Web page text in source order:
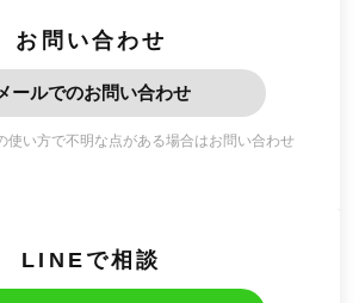
お問い合わせ
ールでのお問い合わせ
使い方で不明な点がある場合はお問い合わせ
LINEで相談